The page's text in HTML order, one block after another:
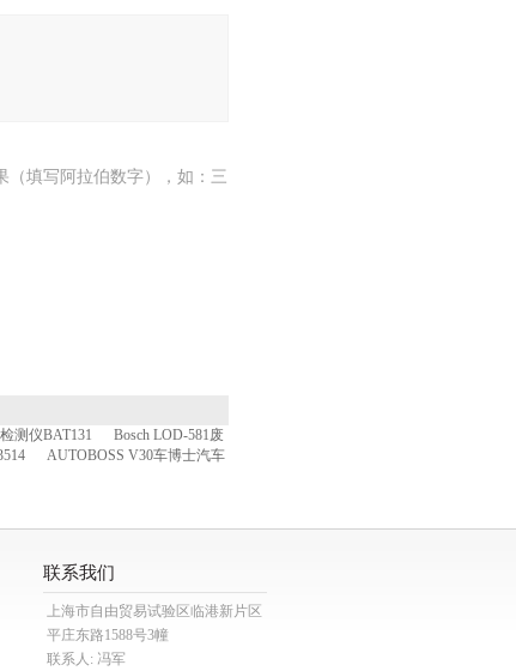
（填写阿拉伯数字），如：三
测仪BAT131
Bosch LOD-581废
AUTOBOSS V30车博士汽车
联系我们
上海市自由贸易试验区临港新片区
平庄东路1588号3幢
联系人: 冯军